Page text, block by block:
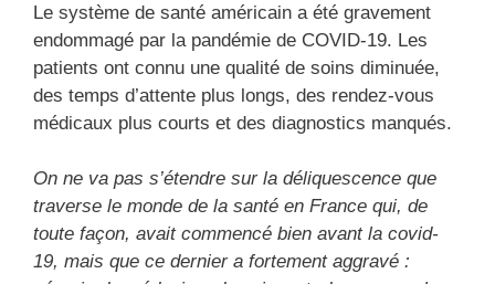
Le système de santé américain a été gravement
endommagé par la pandémie de COVID-19. Les
patients ont connu une qualité de soins diminuée,
des temps d’attente plus longs, des rendez-vous
médicaux plus courts et des diagnostics manqués.
On ne va pas s’étendre sur la déliquescence que
traverse le monde de la santé en France qui, de
toute façon, avait commencé bien avant la covid-
19, mais que ce dernier a fortement aggravé :